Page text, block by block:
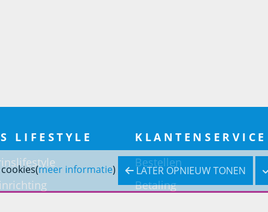
meer informatie) LATER OPNIEUW TONEN
LIFESTYLE KLANTENSERVICE
Bestellen
Betaling